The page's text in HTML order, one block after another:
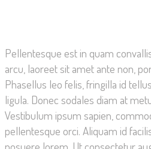
Pellentesque est in quam
arcu, laoreet sit amet ante non,
Phasellus leo felis, fringilla id
ligula. Donec sodales diam at
Vestibulum ipsum sapien,
pellentesque orci. Aliquam id